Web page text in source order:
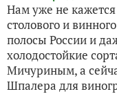
Нам уже не
столового и
полосы России и
холодостойкие
Мичуриным, а
Шпалера для